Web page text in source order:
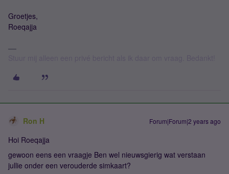
Groetjes,
Roeqajja
Ron H Forum|Forum|2 years ago
Hoi Roeqajja
gewoon eens een vraagje Ben wel nieuwsgierig wat verstaan
jullie onder een verouderde simkaart?